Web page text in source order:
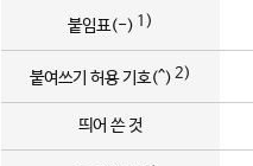
붙임표(-) 1)
붙여쓰기 허용 기호(^) 2)
띄어 쓴 것